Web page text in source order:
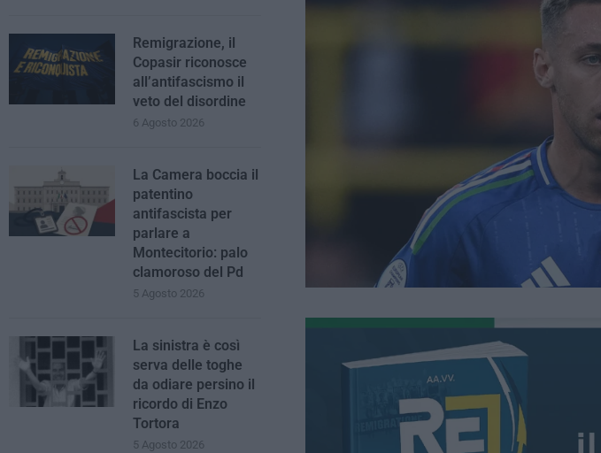
Remigrazione, il
Copasir riconosce
all’antifascismo il
veto del disordine
6 Agosto 2026
La Camera boccia il
patentino
antifascista per
parlare a
Montecitorio: palo
clamoroso del Pd
5 Agosto 2026
La sinistra è così
serva delle toghe
da odiare persino il
ricordo di Enzo
Tortora
5 Agosto 2026